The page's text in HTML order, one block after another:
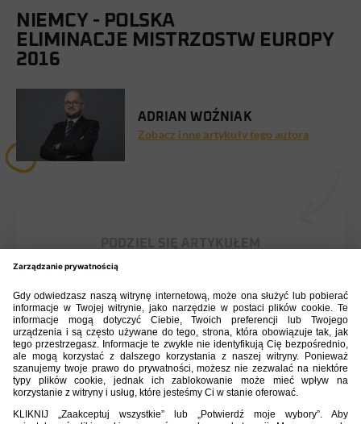
NIEMCY - POLSKA
ELIMINACJE MISTRZOSTW EUROPY
2016
ADRIAN WOŹNIAK
Zobacz inne artykuły tego autora
PODZIEL SIĘ ARTYKUŁEM
BIBLIOTEKA PZPN
ŁACZY NAS PIŁKA
ROZGRYWKI